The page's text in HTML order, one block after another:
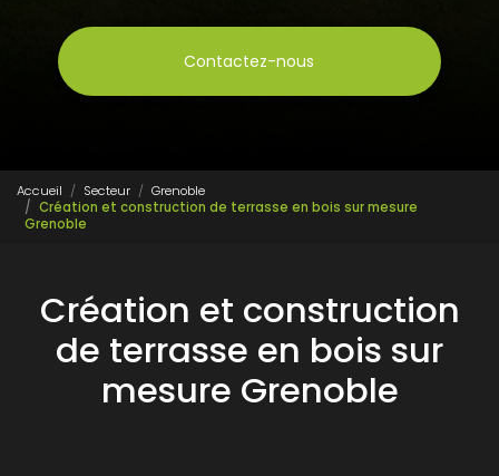
Contactez-nous
Accueil Secteur
Grenoble
Création et construction de terrasse en bois sur mesure
Grenoble
Création et construction
de terrasse en bois sur
mesure Grenoble